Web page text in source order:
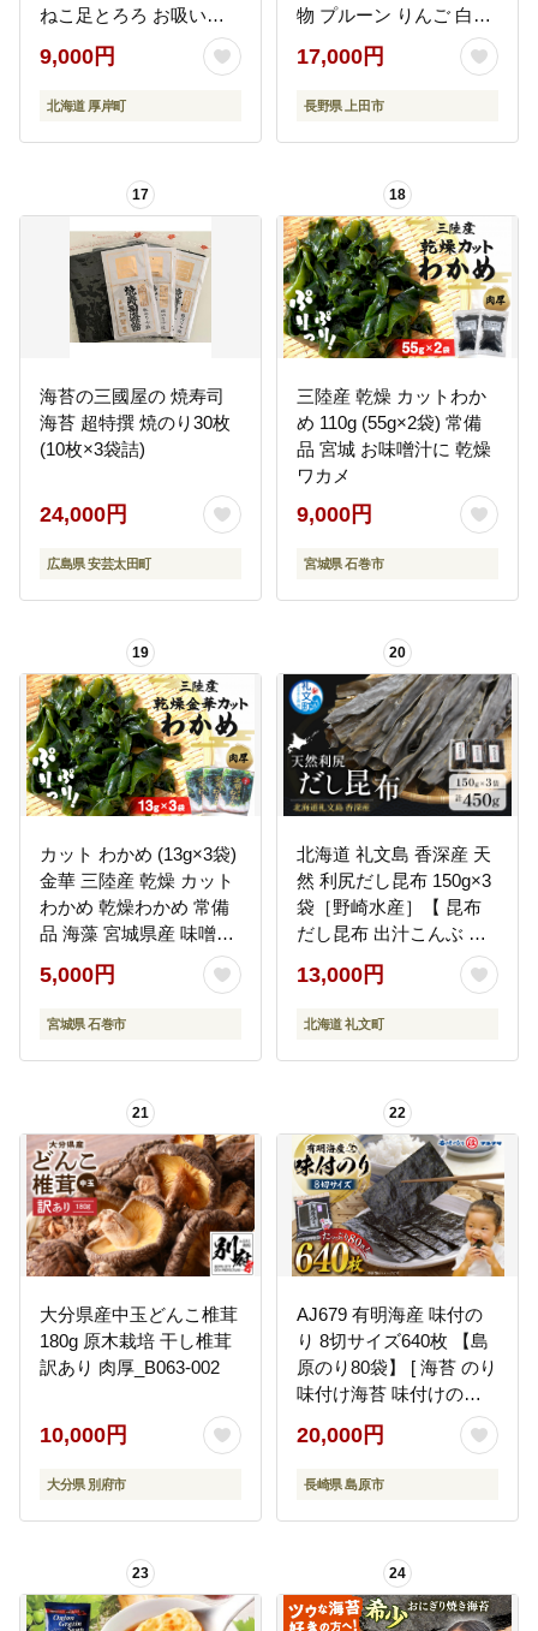
ねこ足とろろ お吸い物
味噌汁 うどん 汁物 おに
ぎり
9,000円
北海道 厚岸町
物 プルーン りんご 白桃
あんず お菓子 おやつ 無
添加 食品添加物不使用
加工食品 食べ比べ 長野
17,000円
長野県 上田市
17
海苔の三國屋の 焼寿司
海苔 超特撰 焼のり30枚
(10枚×3袋詰)
24,000円
広島県 安芸太田町
18
三陸産 乾燥 カットわか
め 110g (55g×2袋) 常備
品 宮城 お味噌汁に 乾燥
ワカメ
9,000円
宮城県 石巻市
19
カット わかめ (13g×3袋)
金華 三陸産 乾燥 カット
わかめ 乾燥わかめ 常備
品 海藻 宮城県産 味噌汁
5,000円
宮城県 石巻市
20
北海道 礼文島 香深産 天
然 利尻だし昆布 150g×3
袋［野崎水産］【 昆布
だし昆布 出汁こんぶ 天
然 利尻昆布 香深産 海藻
和食 煮物 旨味 】
13,000円
北海道 礼文町
21
大分県産中玉どんこ椎茸
180g 原木栽培 干し椎茸
訳あり 肉厚_B063-002
10,000円
大分県 別府市
22
AJ679 有明海産 味付の
り 8切サイズ640枚 【島
原のり80袋】 [ 海苔 のり
味付け海苔 味付けのり
塩のり 焼き海苔 味海苔
塩海苔 おにぎり 個包装
有明海 国産 株式会社丸
20,000円
長崎県 島原市
23 24